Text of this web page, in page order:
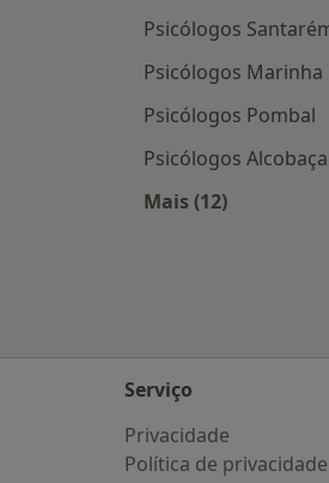
Psicólogos
Psicólogos Marinha
Psicólogos Pombal
Psicólogos Alcobaça
Mais (12)
Serviço
Privacidade
Política de